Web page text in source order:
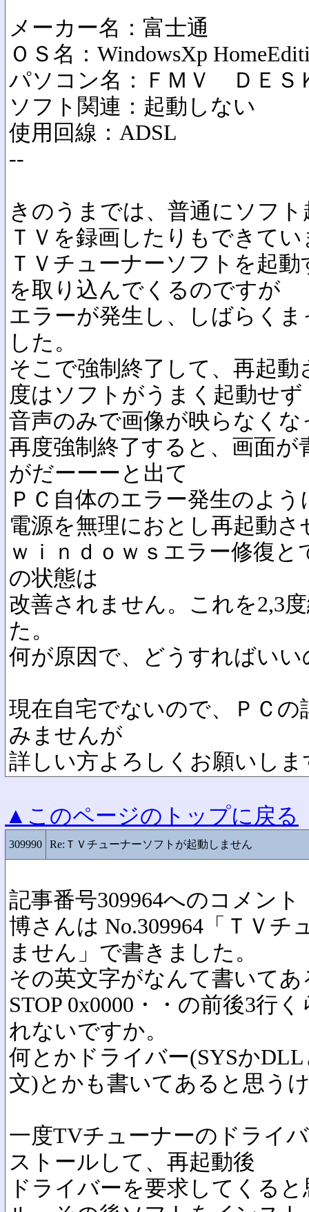
メーカー名：富士通
ＯＳ名：WindowsXp
パソコン名：ＦＭＶ ＤＥＳ
ソフト関連：起動しない
使用回線：ADSL
--
きのうまでは、普通にソフ
ＴＶを録画したりもできて
ＴＶチューナーソフトを起
を取り込んでくるのですが
エラーが発生し、しばらく
した。
そこで強制終了して、再起
度はソフトがうまく起動せず
音声のみで画像が映らなく
再度強制終了すると、画面
がだーーーと出て
ＰＣ自体のエラー発生のよ
電源を無理におとし再起動
ｗｉｎｄｏｗｓエラー修復
の状態は
改善されません。これを2,3
た。
何が原因で、どうすればい
現在自宅でないので、ＰＣ
みませんが
詳しい方よろしくお願いしま
▲このページのトップに戻る
309990 Re:ＴＶチューナーソフトが起動しません
記事番号309964へのコメント
博さんは No.309964「ＴＶチ
ません」で書きました。
その英文字がなんて書いて
STOP 0x0000・・の前後3行
れないですか。
何とかドライバー(SYSか
文)とかも書いてあると思う
一度TVチューナーのドライ
ストールして、再起動後
ドライバーを要求してくる